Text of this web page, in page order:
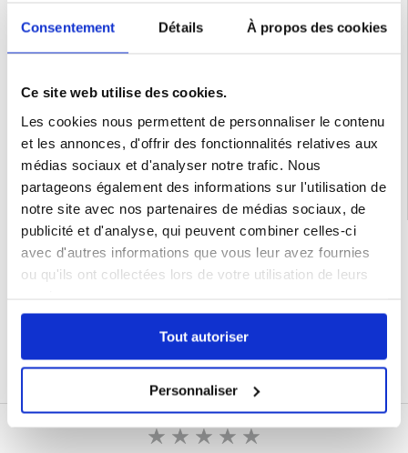
Consentement Détails À propos des cookies
Ce site web utilise des cookies.
Les cookies nous permettent de personnaliser le contenu
et les annonces, d'offrir des fonctionnalités relatives aux
médias sociaux et d'analyser notre trafic. Nous
partageons également des informations sur l'utilisation de
notre site avec nos partenaires de médias sociaux, de
publicité et d'analyse, qui peuvent combiner celles-ci
avec d'autres informations que vous leur avez fournies
ou qu'ils ont collectées lors de votre utilisation de leurs
Tout autoriser
Personnaliser
- Les capuchons tactiles protègent les boutons de la poussière
- Matériaux: TPU, acrylique
Compatibilité:iPhone 17
Catégories associées:Accessoires téléphone ,Coque & Accessoires iPhone,
iPhone 17 Coque & Accessoires
POUR LES MEMBRES DU CLUB24
LUN - VEN 10H - 22H
POLITIQUE DE RETOUR DE 30 JOURS
PLUS DE 8 000 000 DE CLIENTS
SATISFAITS